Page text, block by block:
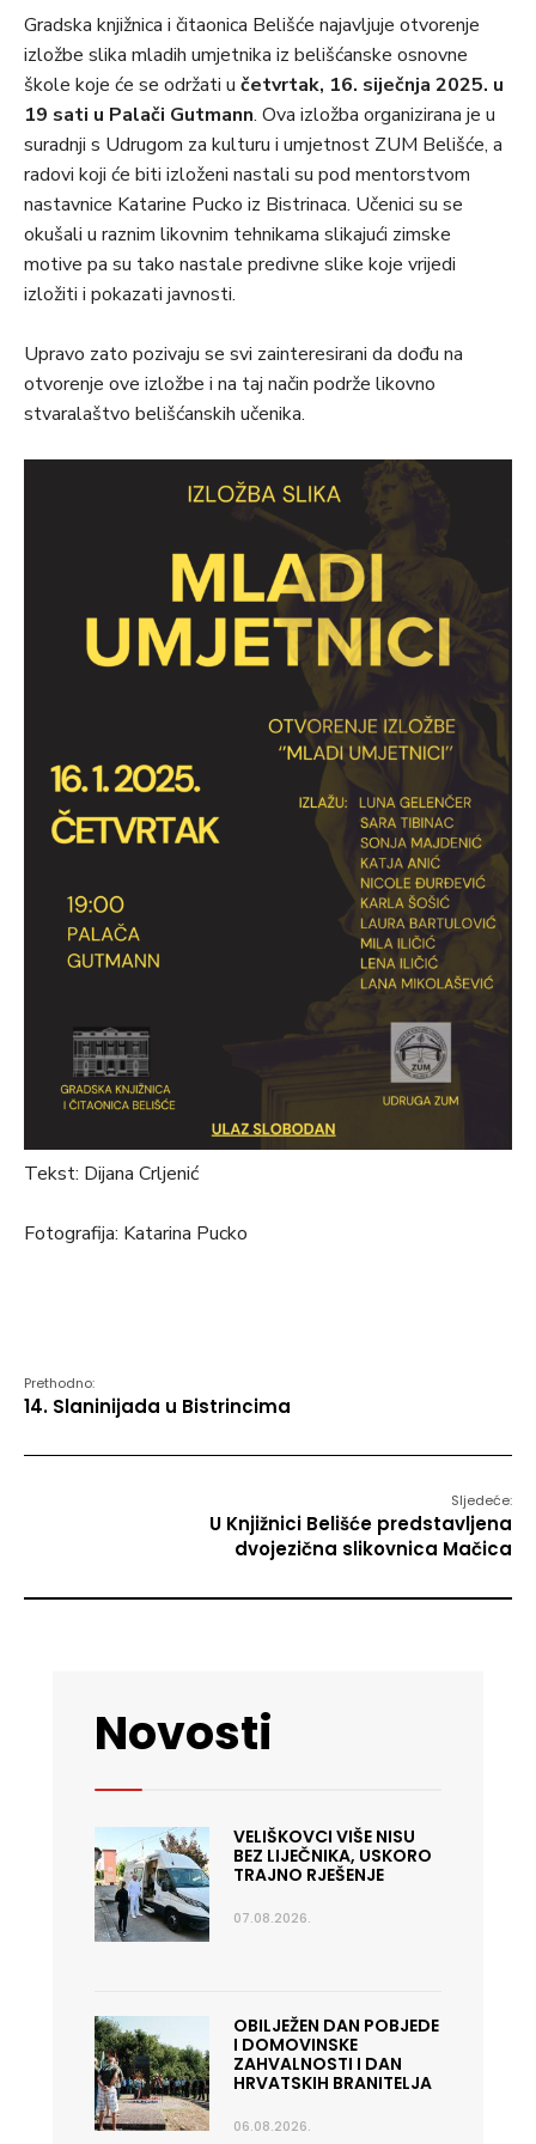
Gradska knjižnica i čitaonica Belišće najavljuje otvorenje
izložbe slika mladih umjetnika iz belišćanske osnovne
škole koje će se održati u četvrtak, 16. siječnja 2025. u
19 sati u Palači Gutmann. Ova izložba organizirana je u
suradnji s Udrugom za kulturu i umjetnost ZUM Belišće, a
radovi koji će biti izloženi nastali su pod mentorstvom
nastavnice Katarine Pucko iz Bistrinaca. Učenici su se
okušali u raznim likovnim tehnikama slikajući zimske
motive pa su tako nastale predivne slike koje vrijedi
izložiti i pokazati javnosti.
Upravo zato pozivaju se svi zainteresirani da dođu na
otvorenje ove izložbe i na taj način podrže likovno
stvaralaštvo belišćanskih učenika.
Tekst: Dijana Crljenić
Fotografija: Katarina Pucko
Prethodno:
14. Slaninijada u Bistrincima
Sljedeće:
U Knjižnici Belišće predstavljena
dvojezična slikovnica Mačica
Novosti
VELIŠKOVCI VIŠE NISU
BEZ LIJEČNIKA, USKORO
TRAJNO RJEŠENJE
07.08.2026.
OBILJEŽEN DAN POBJEDE
I DOMOVINSKE
ZAHVALNOSTI I DAN
HRVATSKIH BRANITELJA
06.08.2026.